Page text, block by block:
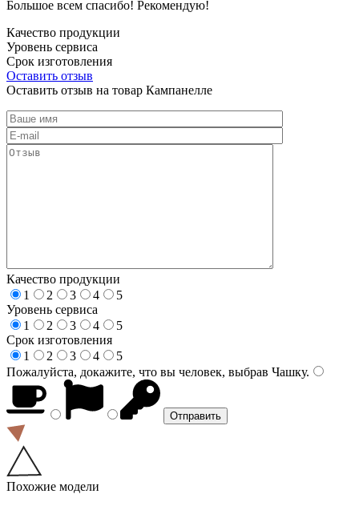
Большое всем спасибо! Рекомендую!
Качество продукции
Уровень сервиса
Срок изготовления
Оставить отзыв
Оставить отзыв на товар Кампанелле
Качество продукции
1
2 3 4
5
Уровень сервиса
1
2 3 4
5
Срок изготовления
1
2 3 4
5
Пожалуйста, докажите, что вы человек, выбрав Чашку.
Похожие модели